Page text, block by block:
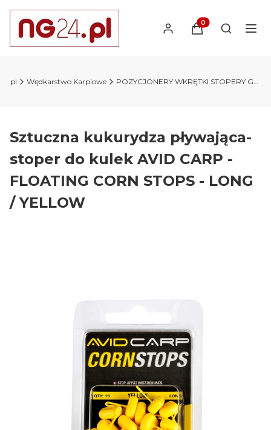
Produkty w
Otwórz
Wędkarstwo Karpiowe POZYCJONERY WKRĘTKI STOPERY GUMKI
Sztuczna kukurydza pływająca-
stoper do kulek AVID CARP -
FLOATING CORN STOPS - LONG
/ YELLOW